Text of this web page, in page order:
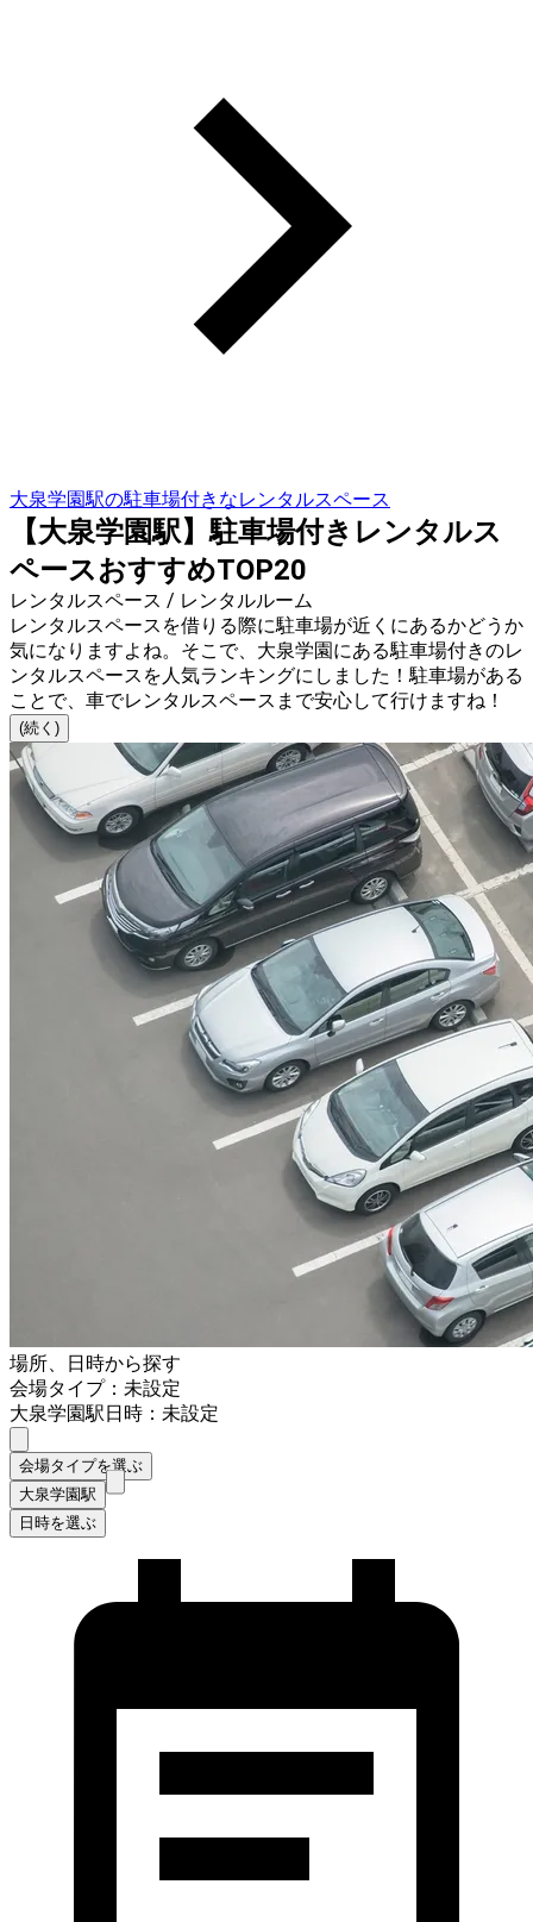
大泉学園駅の駐車場付きなレンタルスペース
【大泉学園駅】駐車場付きレンタルス
ペースおすすめTOP20
レンタルスペース / レンタルルーム
レンタルスペースを借りる際に駐車場が近くにあるかどうか
気になりますよね。そこで、大泉学園にある駐車場付きのレ
ンタルスペースを人気ランキングにしました！駐車場がある
ことで、車でレンタルスペースまで安心して行けますね！
(続く)
場所、日時から探す
会場タイプ：未設定
大泉学園駅日時：未設定
会場タイプを選ぶ
大泉学園駅
日時を選ぶ